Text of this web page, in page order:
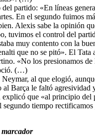
partido: «En líneas
En el segundo fuimos
Alexis sabe la opinión
tuvimos el control del
muy contento con la
que no se pitó». El
«No los presionamos
(…)
al que elogió,
Barça le faltó agresividad
que «al principio
tiempo